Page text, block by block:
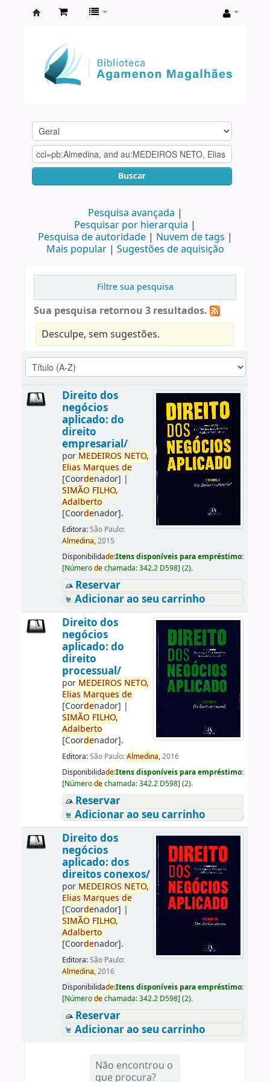
Agamenon
Magalhães
Buscar
Pesquisa avançada
Pesquisar por hierarquia
Pesquisa de autoridade
Nuvem de tags
Mais popular
Sugestões de aquisição
Filtre sua pesquisa
Sua pesquisa retornou 3 resultados.
Desculpe, sem sugestões.
Direito dos
negócios
aplicado: do
direito
empresarial/
por MEDEIROS NETO,
Elias Marques de
[Coordenador] |
SIMÃO FILHO,
Adalberto
[Coordenador].
Editora:São Paulo:
Almedina,2015
Disponibilidade:Itens disponíveis para empréstimo:
[Númerodechamada:342.2 D598] (2).
Reservar
Adicionar ao seu carrinho
Direito dos
negócios
aplicado: do
direito
processual/
por MEDEIROS NETO,
Elias Marques de
[Coordenador] |
SIMÃO FILHO,
Adalberto
[Coordenador].
Editora:São Paulo:Almedina,2016
Disponibilidade:Itens disponíveis para empréstimo:
[Númerodechamada:342.2 D598] (2).
Reservar
Adicionar ao seu carrinho
Direito dos
negócios
aplicado: dos
direitos conexos/
por MEDEIROS NETO,
Elias Marques de
[Coordenador] |
SIMÃO FILHO,
Adalberto
[Coordenador].
Editora:São Paulo:
Almedina,2016
Disponibilidade:Itens disponíveis para empréstimo:
[Númerodechamada:342.2 D598] (2).
Reservar
Adicionar ao seu carrinho
Não encontrou o
que procura?